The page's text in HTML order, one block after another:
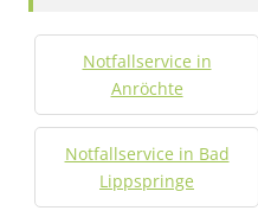
Notfallservice in
Anröchte
Notfallservice in Bad
Lippspringe